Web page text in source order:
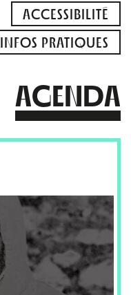
ACCESSIBILITÉ
INFOS PRATIQUES
AGENDA